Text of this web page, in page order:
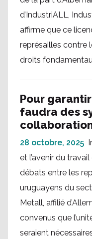
d’IndustriALL,
affirme que ce
représailles contre
droits
Pour
faudra des
28 octobre, 2025
et l’avenir du
débats entre les
uruguayens du
Metall, affilié
convenus que
seraient